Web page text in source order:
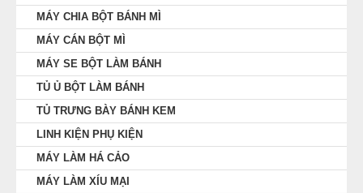
MÁY CHIA BỘT BÁNH MÌ
MÁY CÁN BỘT MÌ
MÁY SE BỘT LÀM BÁNH
TỦ Ủ BỘT LÀM BÁNH
TỦ TRƯNG BÀY BÁNH KEM
LINH KIỆN PHỤ KIỆN
MÁY LÀM HÁ CẢO
MÁY LÀM XÍU MẠI